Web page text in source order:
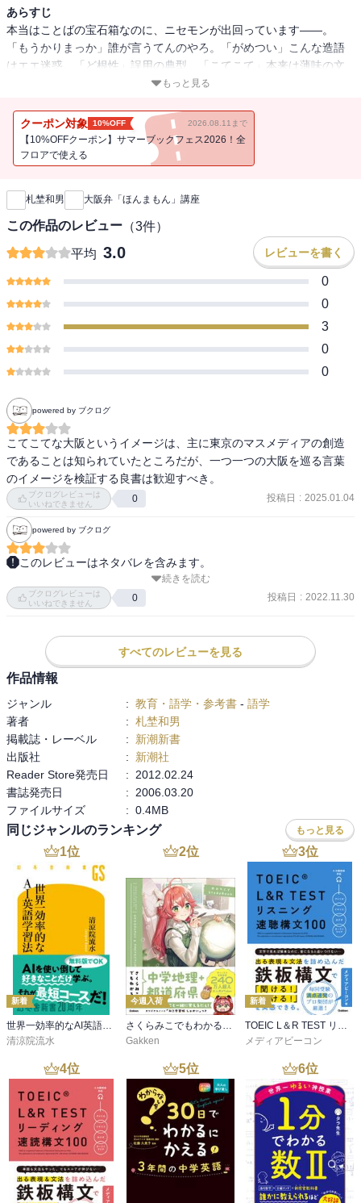
あらすじ
本当はことばの宝石箱なのに、ニセモンが出回っています――。
「もうかりまっか」誰が言うてんのやろ。「がめつい」こんな造語
はエエ迷惑。「ど根性」誤用の典型。「こてこて」本来は薄味の文
化です。「まったり」大阪では主に味の意味。「きしょい」ことば
横行氾濫を憂い悲しむ。大阪の人間まで唸ってしまう〈正調大阪こ
とば指南〉。
もっと見る
クーポン対象 10%OFF 2026.08.11まで
【10%OFFクーポン】サマーブックフェス2026！全
フロアで使える
新刊通知
札埜和男 大阪弁「ほんまもん」講座
この作品のレビュー （3件）
平均 3.0 レビューを書く
0
0
3
0
0
powered by ブクログ
こてこてな大阪というイメージは、主に東京のマスメディアの創造
であることは知られていたところだが、一つ一つの大阪を巡る言葉
のイメージを検証する良書は歓迎すべき。
ブクログレビューは
いいねできません
0 投稿日 : 2025.01.04
powered by ブクログ
このレビューはネタバレを含みます。
第１部　　「にせもん」編
＜内容＞
大阪生まれの高校の国語の先生による、大阪弁の解説書。人口に膾
炙している言葉の事実や、方言に対する感覚の調査（自分の勤務校
で調査している）など、きちんと分析をしている。結局、言葉は移
りゆくものだし、意味も変わっていくのが当たり前だと思う。どこ
で「ほんまもん」の線をひくのかは、難しい問題だ。
続きを読む
ブクログレビューは
いいねできません
0 投稿日 : 2022.11.30
すべてのレビューを見る
作品情報
ジャンル : 教育・語学・参考書 - 語学
著者
: 札埜和男
掲載誌・レーベル
:
新潮新書
出版社
:
新潮社
Reader Store発売日
:
2012.02.24
書誌発売日
:
2006.03.20
ファイルサイズ
: 0.4MB
同じジャンルのランキング もっと見る
1位
新着
世界一効率的なAI英語学習法
清涼院流水
2位
今週入荷
さくらみこでもわかる中学地理＋都道府県
Gakken
3位
新着
TOEIC L＆R TEST リスニング速聴構文100
メディアビーコン
4位 5位 6位